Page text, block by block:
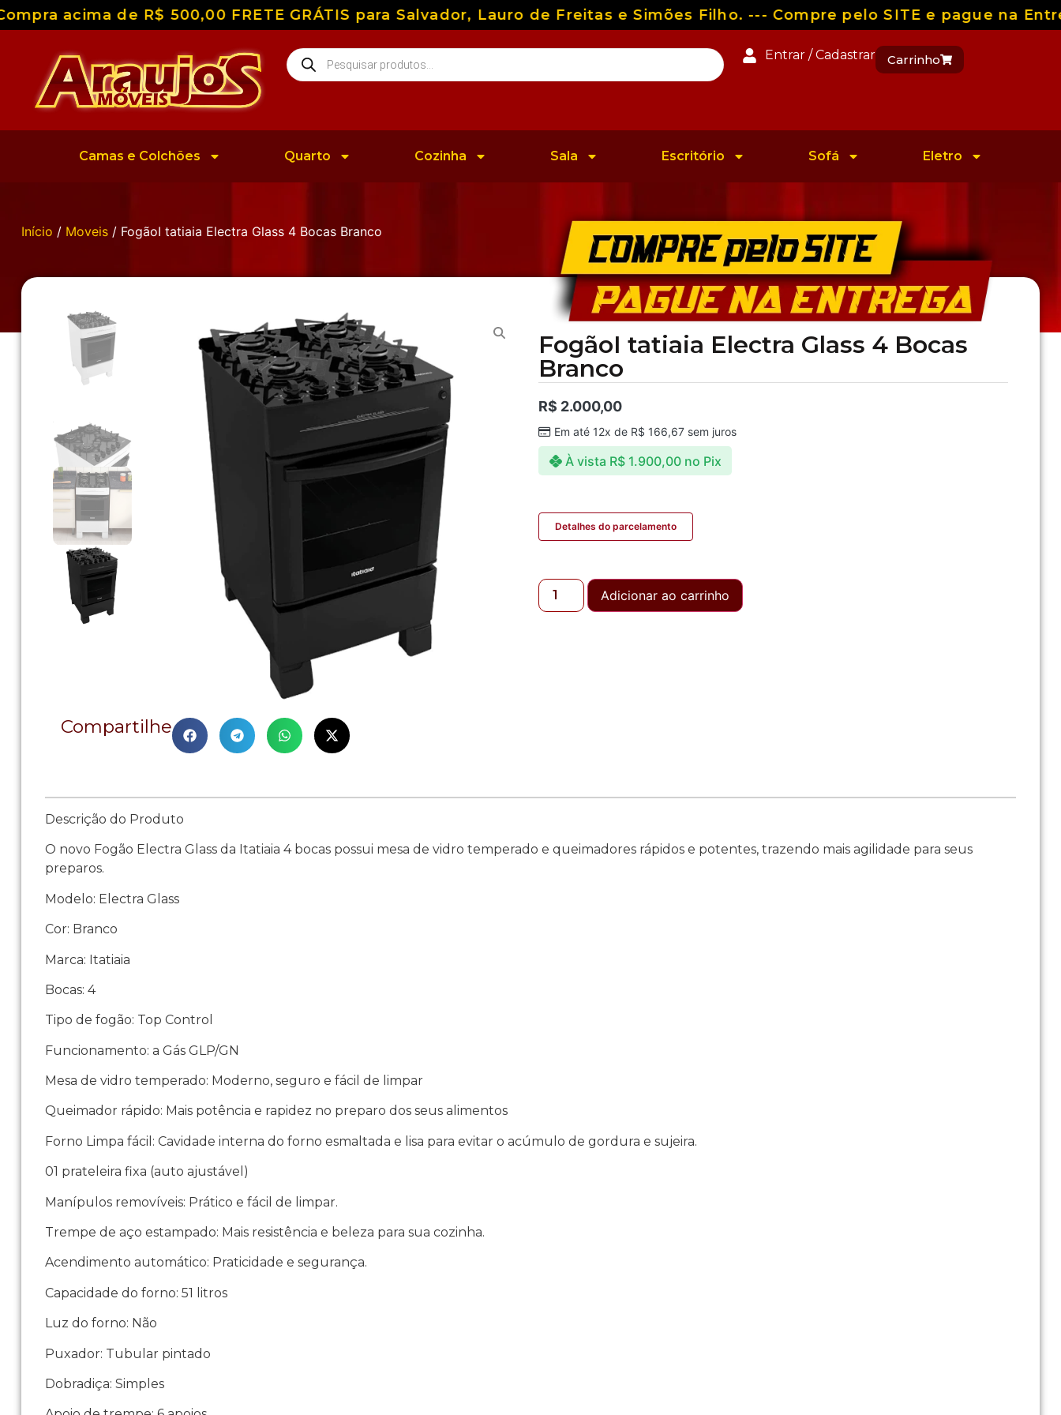
acima de R$ 500,00 FRETE GRÁTIS para Salvador, Lauro de Freitas e Simões Filho. --- Compre pelo SITE e pague na
Entrar / Cadastrar Carrinho
Camas e Colchões Quarto Cozinha Sala Escritório Sofá Eletro
Início / Moveis / FogãoI tatiaia Electra Glass 4 Bocas Branco
Compartilhe
FogãoI tatiaia Electra Glass 4 Bocas
Branco
R$ 2.000,00
Em até 12x de R$ 166,67 sem juros
À vista R$1.900,00 no Pix
Detalhes do parcelamento
Adicionar ao carrinho
Descrição do Produto
O novo Fogão Electra Glass da Itatiaia 4 bocas possui mesa de vidro temperado e queimadores rápidos e potentes, trazendo mais agilidade para seus
preparos.
Modelo: Electra Glass
Cor: Branco
Marca: Itatiaia
Bocas: 4
Tipo de fogão: Top Control
Funcionamento: a Gás GLP/GN
Mesa de vidro temperado: Moderno, seguro e fácil de limpar
Queimador rápido: Mais potência e rapidez no preparo dos seus alimentos
Forno Limpa fácil: Cavidade interna do forno esmaltada e lisa para evitar o acúmulo de gordura e sujeira.
01 prateleira fixa (auto ajustável)
Manípulos removíveis: Prático e fácil de limpar.
Trempe de aço estampado: Mais resistência e beleza para sua cozinha.
Acendimento automático: Praticidade e segurança.
Capacidade do forno: 51 litros
Luz do forno: Não
Puxador: Tubular pintado
Dobradiça: Simples